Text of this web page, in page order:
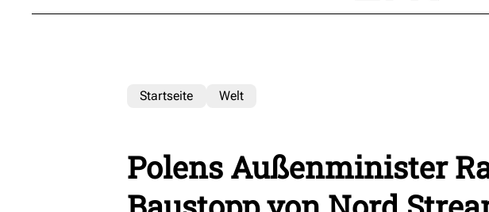
Startseite Welt
Polens Außenminister